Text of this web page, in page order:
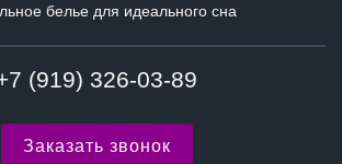
белье для идеального сна
(919) 326-03-89
Заказать звонок